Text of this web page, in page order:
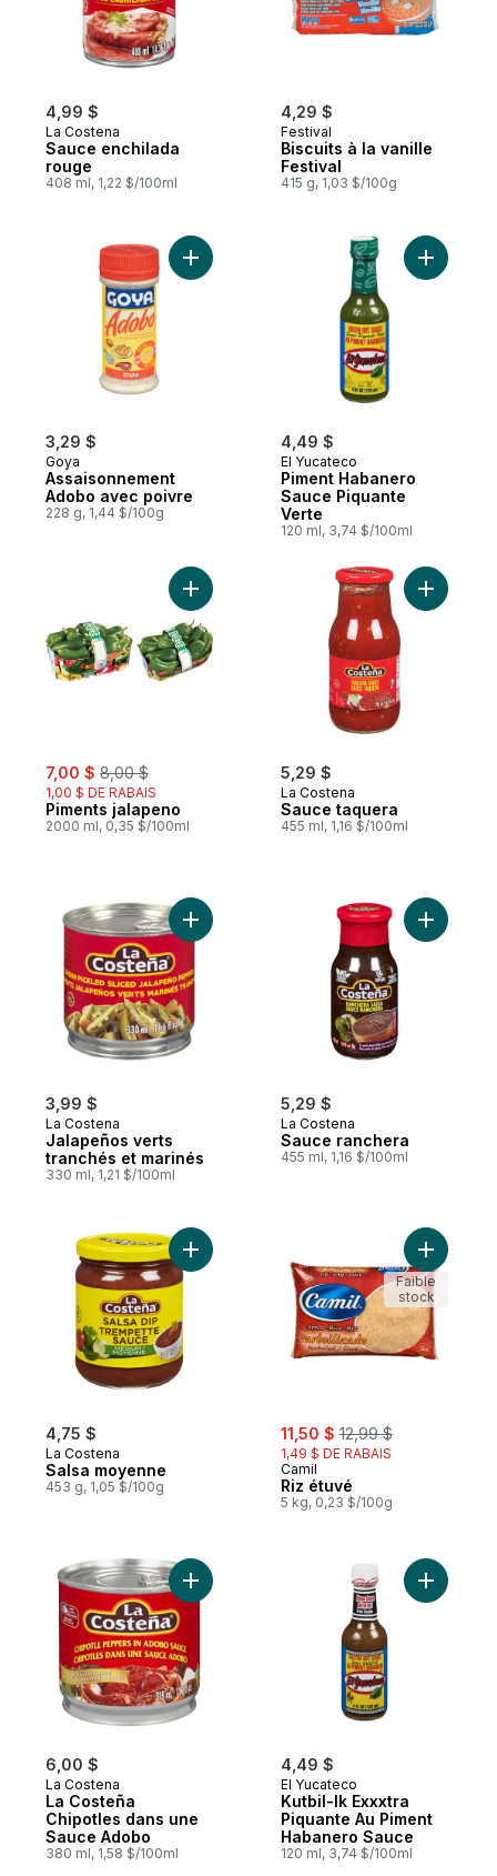
4,99 $
La Costena
Sauce enchilada
rouge
408 ml, 1,22 $/100ml
4,29 $
Festival
Biscuits à la vanille
Festival
415 g, 1,03 $/100g
3,29 $
Goya
Assaisonnement
Adobo avec poivre
228 g, 1,44 $/100g
Ajouter Assaisonnement Adobo avec
4,49 $
El Yucateco
Piment Habanero
Sauce Piquante
Verte
120 ml, 3,74 $/100ml
Ajouter
sale:
7,00 $ , formerly:
8,00 $
1,00 $ DE RABAIS
Piments jalapeno
2000 ml, 0,35 $/100ml
Ajouter Piments jalapeno au panier
5,29 $
La Costena
Sauce taquera
455 ml, 1,16 $/100ml
Ajouter
3,99 $
La Costena
Jalapeños verts
tranchés et marinés
330 ml, 1,21 $/100ml
Ajouter Jalapeños verts tranchés et
5,29 $
La Costena
Sauce ranchera
455 ml, 1,16 $/100ml
Ajouter
4,75 $
La Costena
Salsa moyenne
453 g, 1,05 $/100g
Ajouter Salsa moyenne au panier
sale:
11,50 $ , formerly:
12,99 $
1,49 $ DE RABAIS
Camil
Riz étuvé
5 kg, 0,23 $/100g
Ajouter
Faible
stock
6,00 $
La Costena
La Costeña
Chipotles dans une
Sauce Adobo
380 ml, 1,58 $/100ml
Ajouter La Costeña Chipotles dans une
4,49 $
El Yucateco
Kutbil-Ik Exxxtra
Piquante Au Piment
Habanero Sauce
120 ml, 3,74 $/100ml
Ajouter